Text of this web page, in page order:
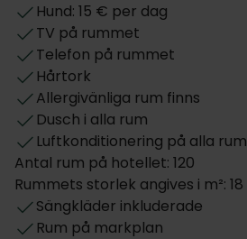
Hund: 15 € per dag
TV på rummet
Telefon på rummet
Hårtork
Allergivänliga rum finns
Dusch i alla rum
Luftkonditionering på alla rum
Antal rum på hotellet: 120
Rummets storlek angives i m²: 18
Sängkläder inkluderade
Rum på markplan